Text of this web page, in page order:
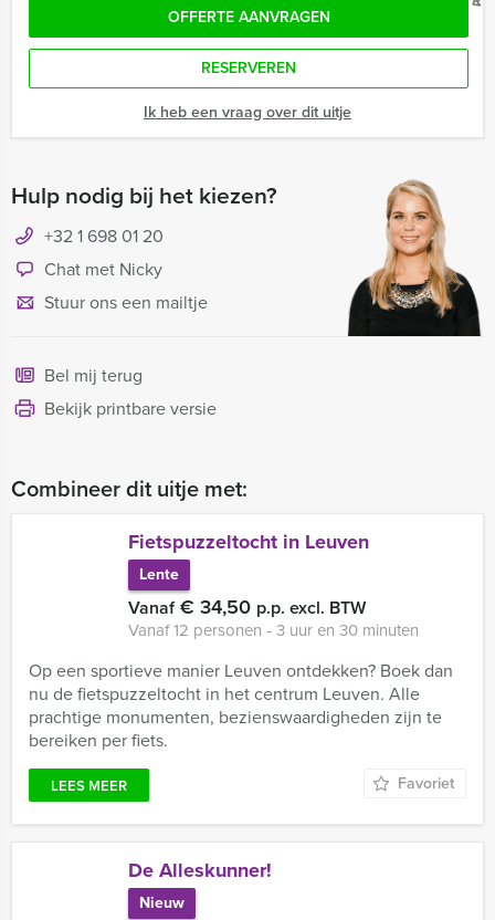
OFFERTE AANVRAGEN
RESERVEREN
Ik heb een vraag over dit uitje
Hulp nodig bij het kiezen?
+32 1 698 01 20
Chat met Nicky
Stuur ons een mailtje
Bel mij terug
Bekijk printbare versie
Combineer dit uitje met:
Fietspuzzeltocht in Leuven
Lente
Vanaf€ 34,50 p.p. excl. BTW
Vanaf 12 personen ‐ 3 uur en 30 minuten
Op een sportieve manier Leuven ontdekken? Boek dan
nu de fietspuzzeltocht in het centrum Leuven. Alle
prachtige monumenten, bezienswaardigheden zijn te
bereiken per fiets.
LEES MEER Favoriet
De Alleskunner!
Nieuw